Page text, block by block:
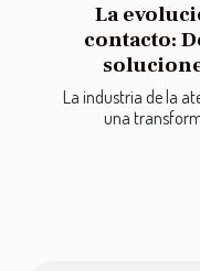
La
contacto:
La industria de la
una